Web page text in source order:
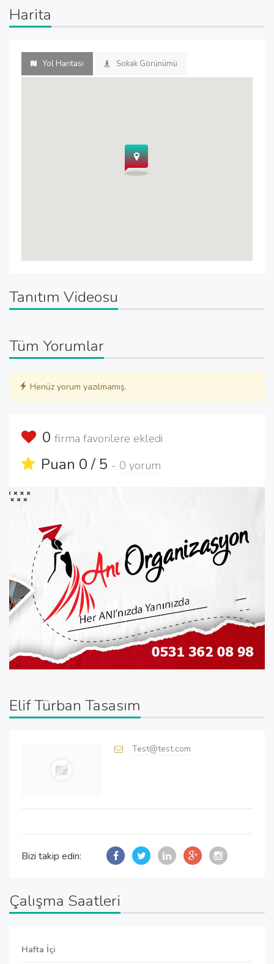
Harita
Yol Haritası Sokak Görünümü
Tanıtım Videosu
Tüm Yorumlar
Henüz yorum yazılmamış.
0 firma favorilere ekledi
Puan 0 / 5 - 0 yorum
Elif Türban Tasasım
Test@test.com
Bizi takip edin:
Çalışma Saatleri
Hafta İçi